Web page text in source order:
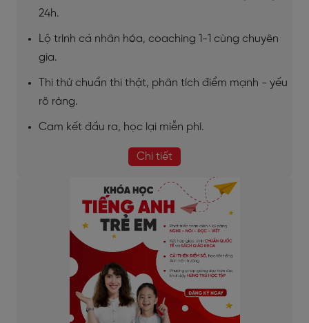
24h.
Lộ trình cá nhân hóa, coaching 1-1 cùng chuyên
gia.
Thi thử chuẩn thi thật, phân tích điểm mạnh - yếu
rõ ràng.
Cam kết đầu ra, học lại miễn phí.
Chi tiết